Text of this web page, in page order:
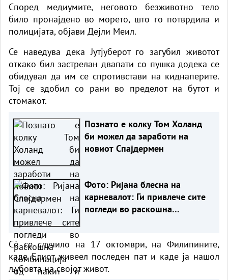
Според медиумите, неговото безживотно тело
било пронајдено во морето, што го потврдила и
полицијата, објави Дејли Меил.
Се наведува дека Јутјуберот го загубил животот
откако бил застрелан двапати со пушка додека се
обидувал да им се спротивстави на киднаперите.
Тој се здобил со рани во пределот на бутот и
стомакот.
Познато е колку Том Холанд
би можел да заработи на
новиот Спајдермен
Фото: Ријана блесна на
карневалот: Ги привлече сите
погледи во раскошна
Сè се случило на 17 октомври, на Филипините,
каде Елиот живеел последен пат и каде ја нашол
љубовта на својот живот.